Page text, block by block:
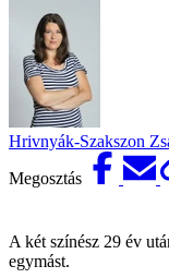
Hrivnyák-Szakszon
Megosztás
A két színész 29 év
egymást.